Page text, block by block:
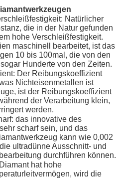
Natürlicher
die in der Natur gefunden
hohe Verschleißfestigkeit.
maschinell bearbeitet, ist das
10 bis 100mal, die von den
Hunderte von den Zeiten.
Der Reibungskoeffizient
Nichteisenmetallen ist
ist der Reibungskoeffizient
der Verarbeitung klein,
werden.
das innovative des
scharf sein, und das
kann wie 0,002
ultradünne Ausschnitt- und
durchführen können.
hat hohe
wird die